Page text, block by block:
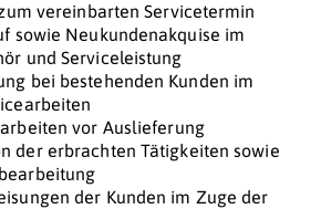
vereinbarten Servicetermin
sowie Neukundenakquise im
und Serviceleistung
bei bestehenden Kunden im
vor Auslieferung
der erbrachten Tätigkeiten sowie
der Kunden im Zuge der